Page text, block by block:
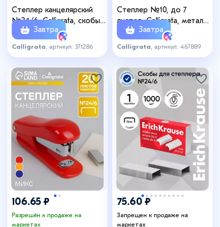
Степлер канцелярский
№24/6, Calligrata, скобы
№24/6 в комплекте,
блистер, МИКС
Завтра
Calligrata , артикул: 371286
Степлер №10, до 7
листов, Calligrata, металл/
пластик, МИКС
Завтра
Calligrata , артикул: 467889
106.65 ₽
Разрешён к продаже на
маркетах
+5
75.60 ₽
Запрещен к продаже на
маркетах